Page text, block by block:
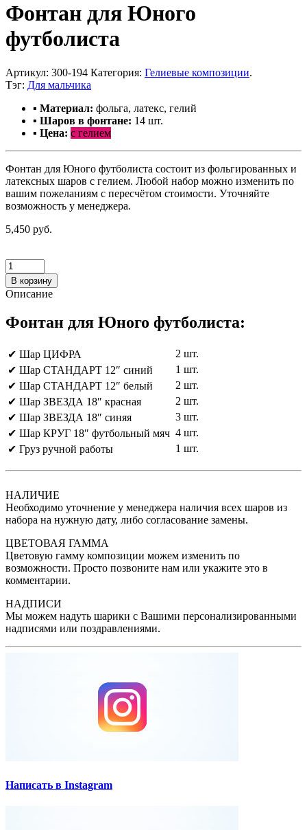
Фонтан для Юного
футболиста
Артикул: 300-194 Категория: Гелиевые композиции.
Тэг: Для мальчика
▪ Материал: фольга, латекс, гелий
▪ Шаров в фонтане: 14 шт.
▪ Цена: с гелием
Фонтан для Юного футболиста состоит из фольгированных и
латексных шаров с гелием. Любой набор можно изменить по
вашим пожеланиям с пересчётом стоимости. Уточняйте
возможность у менеджера.
5,450 руб.
В корзину
Описание
Фонтан для Юного футболиста:
✔ Шар ЦИФРА
2 шт.
✔ Шар СТАНДАРТ 12″ синий
1 шт.
✔ Шар СТАНДАРТ 12″ белый
2 шт.
✔ Шар ЗВЕЗДА 18″ красная
2 шт.
✔ Шар ЗВЕЗДА 18″ синяя
3 шт.
✔ Шар КРУГ 18″ футбольный мяч 4 шт.
✔ Груз ручной работы
1 шт.
НАЛИЧИЕ
Необходимо уточнение у менеджера наличия всех шаров из
набора на нужную дату, либо согласование замены.
ЦВЕТОВАЯ ГАММА
Цветовую гамму композиции можем изменить по
возможности. Просто позвоните нам или укажите это в
комментарии.
НАДПИСИ
Мы можем надуть шарики с Вашими персонализированными
надписями или поздравлениями.
Написать в Instagram